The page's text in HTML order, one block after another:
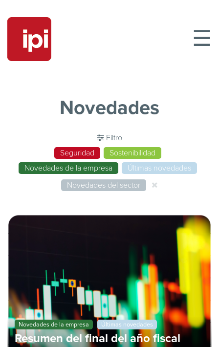
☰
Novedades
Filtro
Seguridad
Sostenibilidad
Novedades de la empresa
Últimas novedades
Novedades del sector
Novedades de la empresa Últimas novedades
Resumen del final del año fiscal